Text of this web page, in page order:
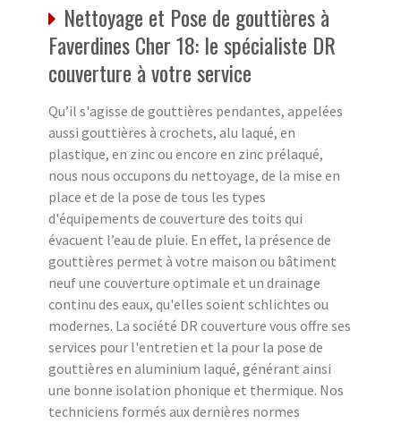
Nettoyage et Pose de gouttières à
Faverdines Cher 18: le spécialiste DR
couverture à votre service
Qu’il s'agisse de gouttières pendantes, appelées
aussi gouttières à crochets, alu laqué, en
plastique, en zinc ou encore en zinc prélaqué,
nous nous occupons du nettoyage, de la mise en
place et de la pose de tous les types
d'équipements de couverture des toits qui
évacuent l’eau de pluie. En effet, la présence de
gouttières permet à votre maison ou bâtiment
neuf une couverture optimale et un drainage
continu des eaux, qu'elles soient schlichtes ou
modernes. La société DR couverture vous offre ses
services pour l'entretien et la pour la pose de
gouttières en aluminium laqué, générant ainsi
une bonne isolation phonique et thermique. Nos
techniciens formés aux dernières normes